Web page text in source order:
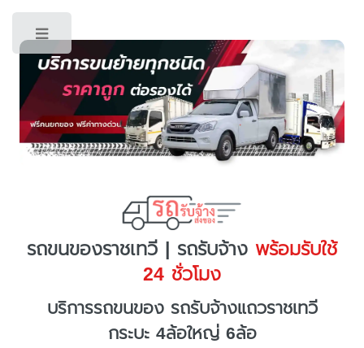
รถขนของราชเทวี | รถรับจ้าง พร้อมรับใช้
24 ชั่วโมง
บริการรถขนของ รถรับจ้างแถวราชเทวี
กระบะ 4ล้อใหญ่ 6ล้อ
Toggle